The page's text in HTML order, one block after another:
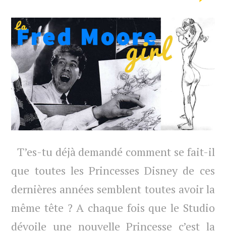
T’es-tu déjà demandé comment se fait-il
que toutes les Princesses Disney de ces
dernières années semblent toutes avoir la
même tête ? A chaque fois que le Studio
dévoile une nouvelle Princesse c’est la